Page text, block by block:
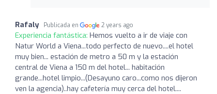
Rafaly Publicada en 2 years ago
Experiencia fantástica: Hemos vuelto a ir de viaje con
Natur World a Viena...todo perfecto de nuevo....el hotel
muy bien... estación de metro a 50 m y la estación
central de Viena a 150 m del hotel... habitación
grande...hotel limpio...(Desayuno caro...como nos dijeron
ven la agencia)..hay cafetería muy cerca del hotel....